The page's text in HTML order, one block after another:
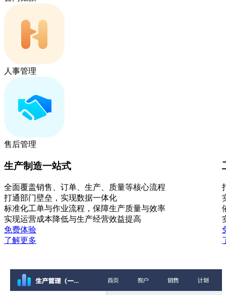
人事管理
售后管理
生产制造一站式
全面覆盖销售、订单、生产、质量等核心流程
打通部门壁垒，实现数据一体化
标准化工单与作业流程，保障生产质量与效率
实现运营成本降低与生产经营效益提高
免费体验
了解更多